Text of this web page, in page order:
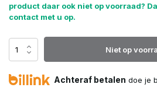
product daar ook niet op voorraad?
contact met u op.
Niet op
Achteraf betalen doe je